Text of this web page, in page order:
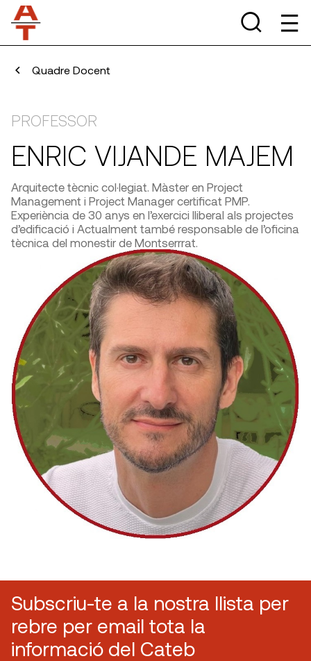
Quadre Docent
PROFESSOR
ENRIC VIJANDE MAJEM
Arquitecte tècnic col·legiat. Màster en Project
Management i Project Manager certificat PMP.
Experiència de 30 anys en l’exercici lliberal als projectes
d’edificació i Actualment també responsable de l’oficina
tècnica del monestir de Montserrrat.
Subscriu-te a la nostra llista per
rebre per email tota la
informació del Cateb